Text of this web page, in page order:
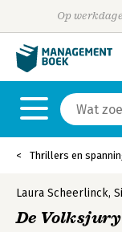
Op
Thrillers en
Laura Scheerlinck,
De